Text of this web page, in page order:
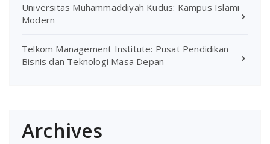
Universitas Muhammaddiyah Kudus: Kampus Islami
Modern
Telkom Management Institute: Pusat Pendidikan
Bisnis dan Teknologi Masa Depan
Archives